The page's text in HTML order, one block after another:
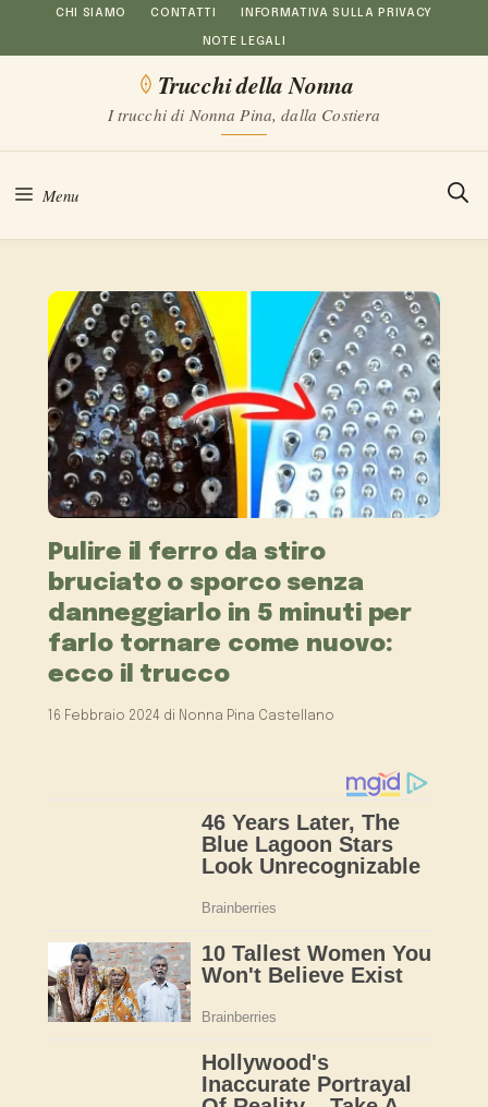
al
CHI SIAMO CONTATTI INFORMATIVA SULLA PRIVACY
NOTE LEGALI
Trucchi della Nonna
I trucchi di Nonna Pina, dalla Costiera
Menu
Pulire il ferro da stiro
bruciato o sporco senza
danneggiarlo in 5 minuti per
farlo tornare come nuovo:
ecco il trucco
16 Febbraio 2024 di Nonna Pina Castellano